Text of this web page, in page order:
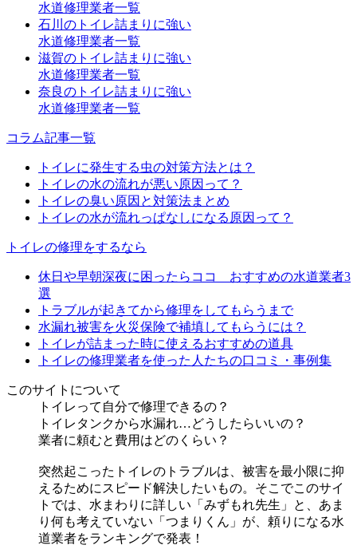
水道修理業者一覧
石川のトイレ詰まりに強い
水道修理業者一覧
滋賀のトイレ詰まりに強い
水道修理業者一覧
奈良のトイレ詰まりに強い
水道修理業者一覧
コラム記事一覧
トイレに発生する虫の対策方法とは？
トイレの水の流れが悪い原因って？
トイレの臭い原因と対策法まとめ
トイレの水が流れっぱなしになる原因って？
トイレの修理をするなら
休日や早朝深夜に困ったらココ おすすめの水道業者3
選
トラブルが起きてから修理をしてもらうまで
水漏れ被害を火災保険で補填してもらうには？
トイレが詰まった時に使えるおすすめの道具
トイレの修理業者を使った人たちの口コミ・事例集
このサイトについて
トイレって自分で修理できるの？
トイレタンクから水漏れ…どうしたらいいの？
業者に頼むと費用はどのくらい？
突然起こったトイレのトラブルは、被害を最小限に抑
えるためにスピード解決したいもの。そこでこのサイ
トでは、水まわりに詳しい「みずもれ先生」と、あま
り何も考えていない「つまりくん」が、頼りになる水
道業者をランキングで発表！